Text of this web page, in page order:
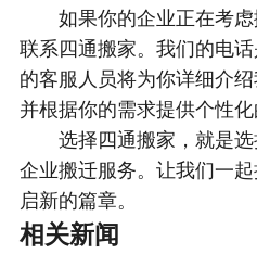
如果你的企业正在考虑
联系四通搬家。我们的电
的客服人员将为你详细介
并根据你的需求提供个性化
选择四通搬家，就是选
企业搬迁服务。让我们一
启新的篇章。
相关新闻